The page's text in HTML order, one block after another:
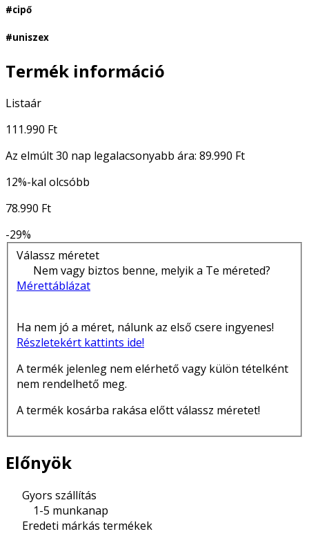
#cipő
#uniszex
Termék információ
Listaár
111.990 Ft
Az elmúlt 30 nap legalacsonyabb ára: 89.990 Ft
12%-kal olcsóbb
78.990 Ft
-29%
Válassz méretet
Nem vagy biztos benne, melyik a Te méreted?
Mérettáblázat
Ha nem jó a méret, nálunk az első csere ingyenes!
Részletekért kattints ide!
A termék jelenleg nem elérhető vagy külön tételként
nem rendelhető meg.
A termék kosárba rakása előtt válassz méretet!
Előnyök
Gyors szállítás
1-5 munkanap
Eredeti márkás termékek